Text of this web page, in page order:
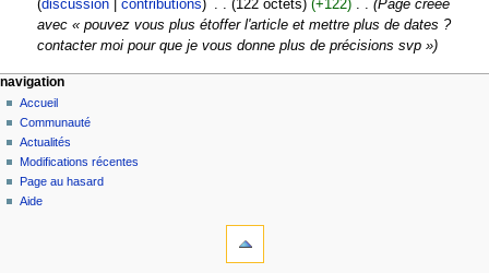
2012
discussion
contributions 122 octets +122 ‎
Page créée
avec « pouvez vous plus étoffer l'article et mettre plus de dates ?
contacter moi pour que je vous donne plus de précisions svp »
navigation
Accueil
Communauté
Actualités
Modifications récentes
Page au hasard
Aide